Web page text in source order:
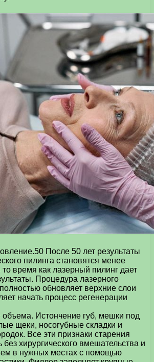
После 50 лет результаты
пилинга становятся менее
время как лазерный пилинг дает
Процедура лазерного
обновляет верхние слои
начать процесс регенерации
объема. Истончение губ, мешки под
щеки, носогубные складки и
Все эти признаки старения
хирургического вмешательства и
в нужных местах с помощью